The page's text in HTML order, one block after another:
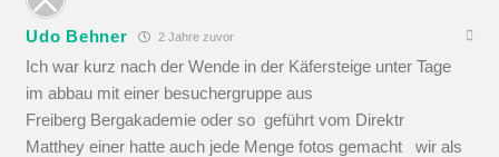
Udo Behner 2 Jahre zuvor
Ich war kurz nach der Wende in der Käfersteige unter Tage
im abbau mit einer besuchergruppe aus
Freiberg Bergakademie oder so geführt vom Direktr
Matthey einer hatte auch jede Menge fotos gemacht wir als